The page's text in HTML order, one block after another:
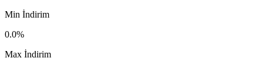
Min İndirim
0.0%
Max İndirim